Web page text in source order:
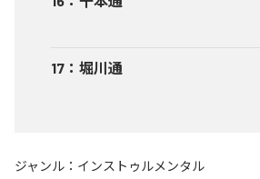
17 ： 堀川通
ジャンル： インストゥルメンタル